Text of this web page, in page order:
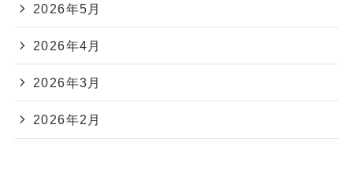
2026年5月
2026年4月
2026年3月
2026年2月